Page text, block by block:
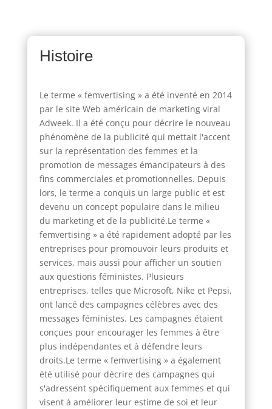
Histoire
Le terme « femvertising » a été inventé en 2014
par le site Web américain de marketing viral
Adweek. Il a été conçu pour décrire le nouveau
phénomène de la publicité qui mettait l'accent
sur la représentation des femmes et la
promotion de messages émancipateurs à des
fins commerciales et promotionnelles. Depuis
lors, le terme a conquis un large public et est
devenu un concept populaire dans le milieu
du marketing et de la publicité.Le terme «
femvertising » a été rapidement adopté par les
entreprises pour promouvoir leurs produits et
services, mais aussi pour afficher un soutien
aux questions féministes. Plusieurs
entreprises, telles que Microsoft, Nike et Pepsi,
ont lancé des campagnes célèbres avec des
messages féministes. Les campagnes étaient
conçues pour encourager les femmes à être
plus indépendantes et à défendre leurs
droits.Le terme « femvertising » a également
été utilisé pour décrire des campagnes qui
s'adressent spécifiquement aux femmes et qui
visent à améliorer leur estime de soi et leur